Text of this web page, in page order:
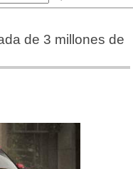
de 3 millones de